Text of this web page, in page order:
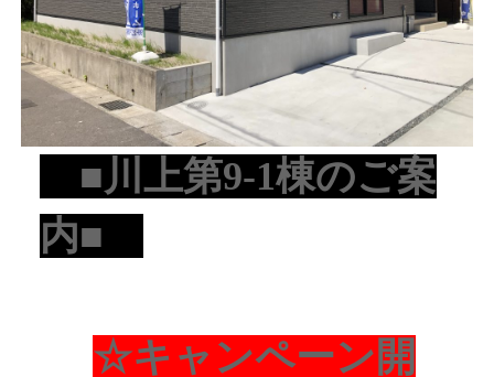
■川上第9-1棟のご案
内■
☆キャンペーン開